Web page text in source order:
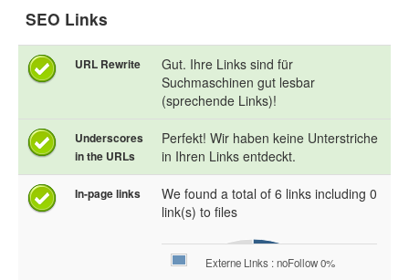
SEO Links
URL Rewrite
Gut. Ihre Links sind für
Suchmaschinen gut lesbar
(sprechende Links)!
Underscores
in the URLs
Perfekt! Wir haben keine Unterstriche
in Ihren Links entdeckt.
In-page links
We found a total of 6 links including 0
link(s) to files
Externe Links : noFollow 0%